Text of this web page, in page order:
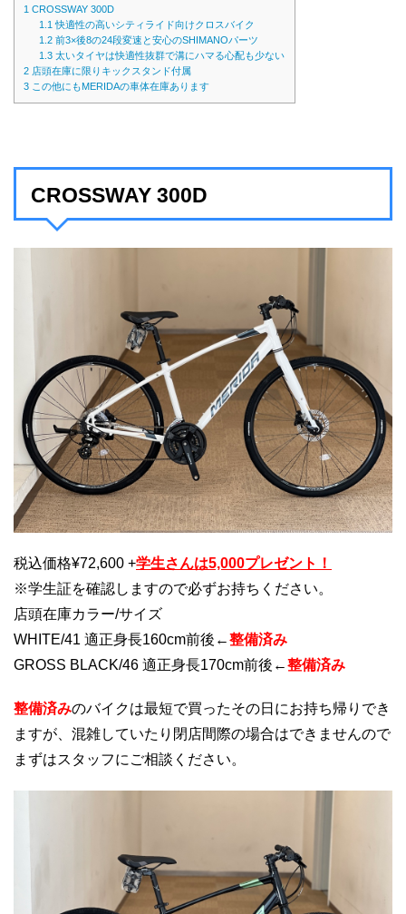
1 CROSSWAY 300D
1.1 快適性の高いシティライド向けクロスバイク
1.2 前3×後8の24段変速と安心のSHIMANOパーツ
1.3 太いタイヤは快適性抜群で溝にハマる心配も少ない
2 店頭在庫に限りキックスタンド付属
3 この他にもMERIDAの車体在庫あります
CROSSWAY 300D
税込価格¥72,600 +学生さんは5,000プレゼント！
※学生証を確認しますので必ずお持ちください。
店頭在庫カラー/サイズ
WHITE/41 適正身長160cm前後←整備済み
GROSS BLACK/46 適正身長170cm前後←整備済み
整備済みのバイクは最短で買ったその日にお持ち帰りでき
ますが、混雑していたり閉店間際の場合はできませんので
まずはスタッフにご相談ください。